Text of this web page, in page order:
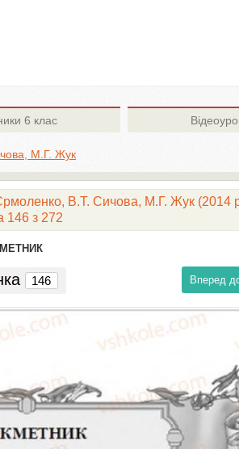
6 клас
М.Г. Жук
В.Т. Сичова, М.Г. Жук (2014
146 з 272
Вперед